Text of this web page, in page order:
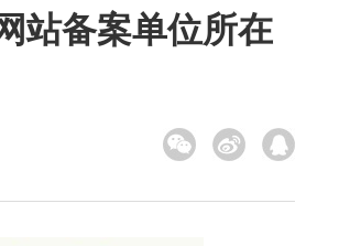
系统平台案例
站备案单位所在